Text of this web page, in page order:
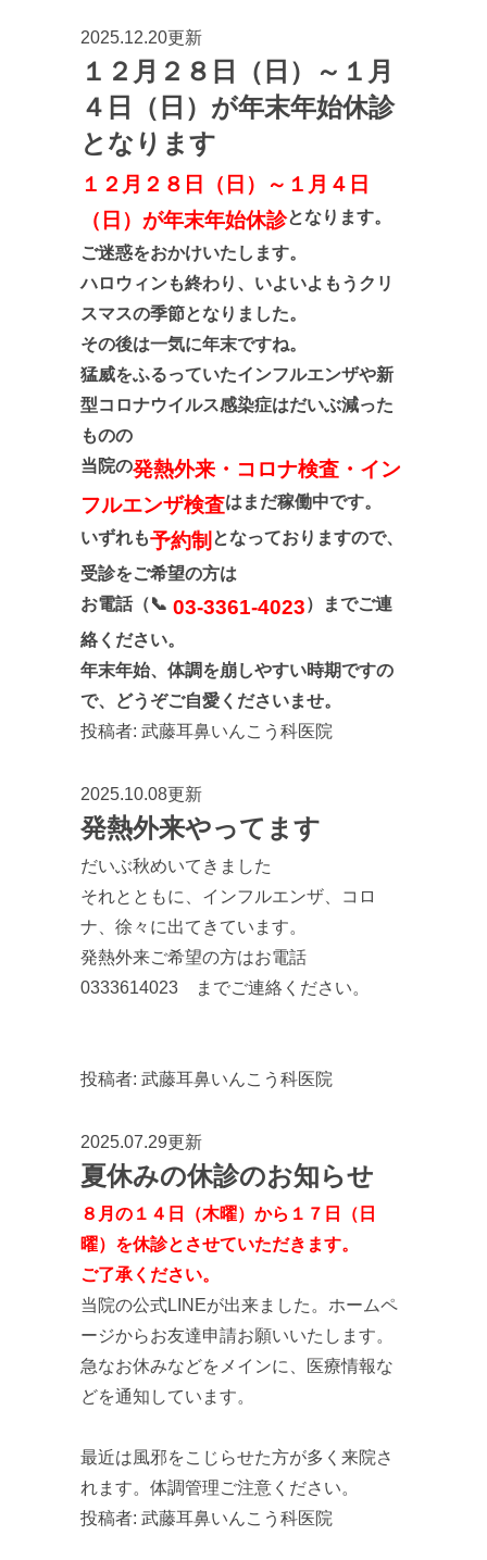
2025.12.20更新
１２月２８日（日）～１月
４日（日）が年末年始休診
となります
１２月２８日（日）～１月４日
（日）が年末年始休診となります。
ご迷惑をおかけいたします。
ハロウィンも終わり、いよいよもうクリ
スマスの季節となりました。
その後は一気に年末ですね。
猛威をふるっていたインフルエンザや新
型コロナウイルス感染症はだいぶ減った
ものの
当院の発熱外来・コロナ検査・イン
フルエンザ検査はまだ稼働中です。
いずれも予約制 となっておりますので、
受診をご希望の方は
お電話（📞 03-3361-4023）までご連
絡ください。
年末年始、体調を崩しやすい時期ですの
で、どうぞご自愛くださいませ。
投稿者: 武藤耳鼻いんこう科医院
2025.10.08更新
発熱外来やってます
だいぶ秋めいてきました
それとともに、インフルエンザ、コロ
ナ、徐々に出てきています。
発熱外来ご希望の方はお電話
0333614023 までご連絡ください。
投稿者: 武藤耳鼻いんこう科医院
2025.07.29更新
夏休みの休診のお知らせ
８月の１４日（木曜）から１７日（日
曜）を休診とさせていただきます。
ご了承ください。
当院の公式LINEが出来ました。ホームペ
ージからお友達申請お願いいたします。
急なお休みなどをメインに、医療情報な
どを通知しています。
最近は風邪をこじらせた方が多く来院さ
れます。体調管理ご注意ください。
投稿者: 武藤耳鼻いんこう科医院